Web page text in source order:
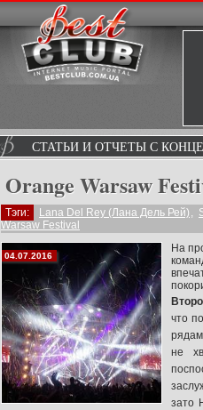
СТАТЬИ И ОТЧЕТЫ С
Orange Warsaw
Тэги: Lana Del Rey (Лана Дель Рей) ,
Warsaw Festival
04.07.2016
На
что
не
зато